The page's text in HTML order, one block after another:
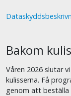
Bakom
Våren 2026 slutar
kulisserna. Få
genom att beställa